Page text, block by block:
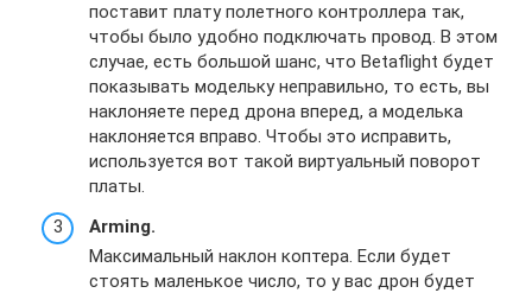
поставит плату полетного контроллера так,
чтобы было удобно подключать провод. В этом
случае, есть большой шанс, что Betaflight будет
показывать модельку неправильно, то есть, вы
наклоняете перед дрона вперед, а моделька
наклоняется вправо. Чтобы это исправить,
используется вот такой виртуальный поворот
платы.
Arming.
Максимальный наклон коптера. Если будет
стоять маленькое число, то у вас дрон будет